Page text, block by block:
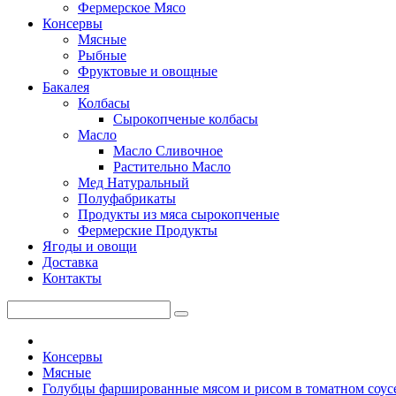
Фермерское Мясо
Консервы
Мясные
Рыбные
Фруктовые и овощные
Бакалея
Колбасы
Сырокопченые колбасы
Масло
Масло Сливочное
Растительно Масло
Мед Натуральный
Полуфабрикаты
Продукты из мяса сырокопченые
Фермерские Продукты
Ягоды и овощи
Доставка
Контакты
Консервы
Мясные
Голубцы фаршированные мясом и рисом в томатном